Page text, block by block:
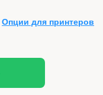
Опции для принтеров